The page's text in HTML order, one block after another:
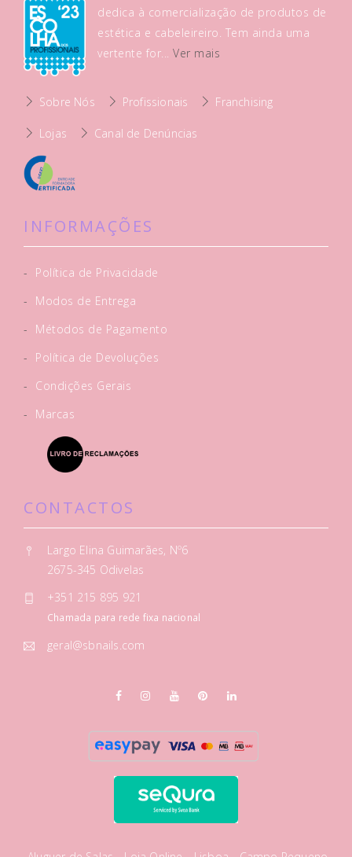
dedica à comercialização de produtos de
estética e cabeleireiro. Tem ainda uma
vertente for...Ver mais
Sobre Nós Profissionais Franchising
Lojas Canal de Denúncias
INFORMAÇÕES
-
Política de Privacidade
-
Modos de Entrega
-
Métodos de Pagamento
-
Política de Devoluções
-
Condições Gerais
-
Marcas
CONTACTOS
Largo Elina Guimarães, Nº6
2675-345 Odivelas
+351 215 895 921
Chamada para rede fixa nacional
geral@sbnails.com